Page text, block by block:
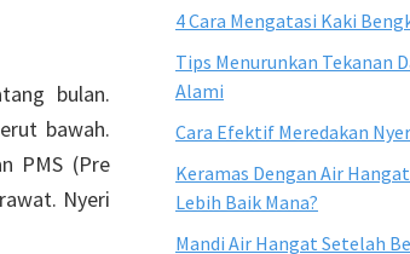
bulan.
bawah.
PMS (Pre
Nyeri
4 Cara Mengatasi Kaki
Tips Menurunkan Tekanan
Alami
Cara Efektif Meredakan
Keramas Dengan Air
Lebih Baik Mana?
Mandi Air Hangat Setelah